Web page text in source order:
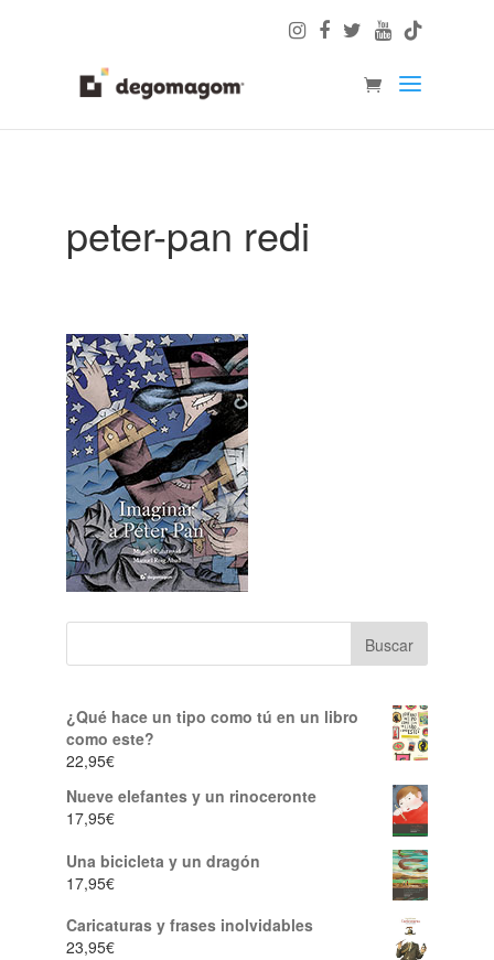
peter-pan redi
¿Qué hace un tipo como tú en un libro
como este?
22,95€
Nueve elefantes y un rinoceronte
17,95€
Una bicicleta y un dragón
17,95€
Caricaturas y frases inolvidables
23,95€